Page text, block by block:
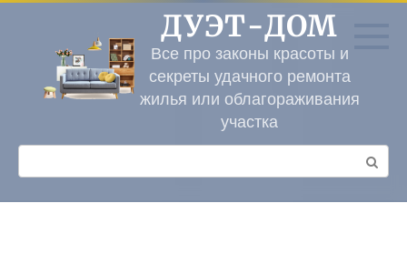
Перейти
контенту
ДУЭТ-ДОМ
Все про законы красоты и
секреты удачного ремонта
жилья или облагораживания
участка
Поиск: